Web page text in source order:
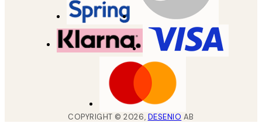
COPYRIGHT ©2026, DESENIO AB